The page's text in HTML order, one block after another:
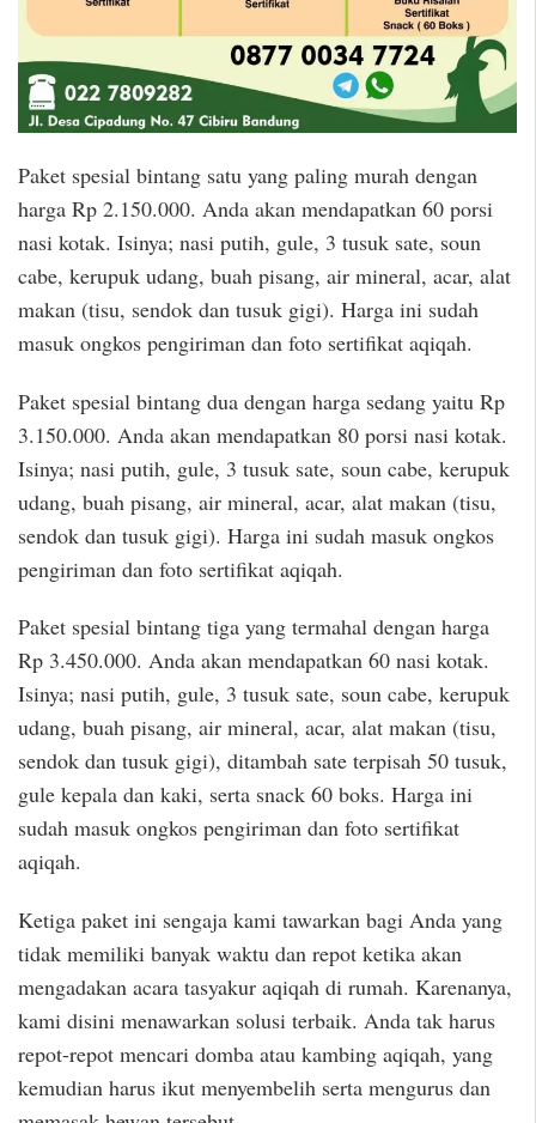
Paket spesial bintang satu yang paling murah dengan
harga Rp 2.150.000. Anda akan mendapatkan 60 porsi
nasi kotak. Isinya; nasi putih, gule, 3 tusuk sate, soun
cabe, kerupuk udang, buah pisang, air mineral, acar, alat
makan (tisu, sendok dan tusuk gigi). Harga ini sudah
masuk ongkos pengiriman dan foto sertifikat aqiqah.
Paket spesial bintang dua dengan harga sedang yaitu Rp
3.150.000. Anda akan mendapatkan 80 porsi nasi kotak.
Isinya; nasi putih, gule, 3 tusuk sate, soun cabe, kerupuk
udang, buah pisang, air mineral, acar, alat makan (tisu,
sendok dan tusuk gigi). Harga ini sudah masuk ongkos
pengiriman dan foto sertifikat aqiqah.
Paket spesial bintang tiga yang termahal dengan harga
Rp 3.450.000. Anda akan mendapatkan 60 nasi kotak.
Isinya; nasi putih, gule, 3 tusuk sate, soun cabe, kerupuk
udang, buah pisang, air mineral, acar, alat makan (tisu,
sendok dan tusuk gigi), ditambah sate terpisah 50 tusuk,
gule kepala dan kaki, serta snack 60 boks. Harga ini
sudah masuk ongkos pengiriman dan foto sertifikat
aqiqah.
Ketiga paket ini sengaja kami tawarkan bagi Anda yang
tidak memiliki banyak waktu dan repot ketika akan
mengadakan acara tasyakur aqiqah di rumah. Karenanya,
kami disini menawarkan solusi terbaik. Anda tak harus
repot-repot mencari domba atau kambing aqiqah, yang
kemudian harus ikut menyembelih serta mengurus dan